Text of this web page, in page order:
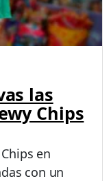
las
Chips
en
con un